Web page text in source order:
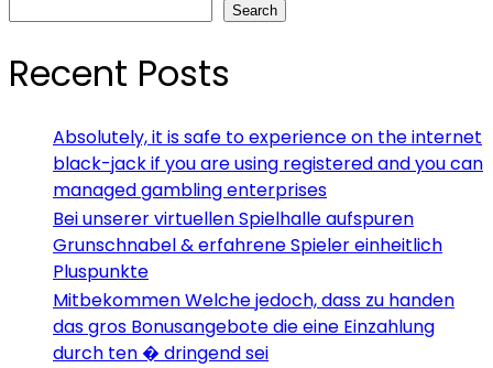
Search
Recent Posts
Absolutely, it is safe to experience on the internet
black-jack if you are using registered and you can
managed gambling enterprises
Bei unserer virtuellen Spielhalle aufspuren
Grunschnabel & erfahrene Spieler einheitlich
Pluspunkte
Mitbekommen Welche jedoch, dass zu handen
das gros Bonusangebote die eine Einzahlung
durch ten � dringend sei